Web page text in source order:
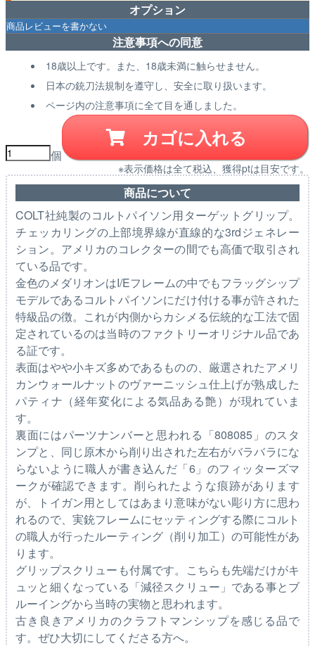
オプション
注意事項への同意
18歳以上です。また、18歳未満に触らせません。
日本の銃刀法規制を遵守し、安全に取り扱います。
ページ内の注意事項に全て目を通しました。
個
カゴに入れる
※表示価格は全て税込、獲得ptは目安です。
商品について
COLT社純製のコルトパイソン用ターゲットグリップ。
チェッカリングの上部境界線が直線的な3rdジェネレー
ション。アメリカのコレクターの間でも高価で取引され
ている品です。
金色のメダリオンはI/Eフレームの中でもフラッグシップ
モデルであるコルトパイソンにだけ付ける事が許された
特級品の徴。これが内側からカシメる伝統的な工法で固
定されているのは当時のファクトリーオリジナル品であ
る証です。
表面はやや小キズ多めであるものの、厳選されたアメリ
カンウォールナットのヴァーニッシュ仕上げが熟成した
パティナ（経年変化による気品ある艶）が現れていま
す。
裏面にはパーツナンバーと思われる「808085」のスタ
ンプと、同じ原木から削り出された左右がバラバラにな
らないように職人が書き込んだ「6」のフィッターズマ
ークが確認できます。削られたような痕跡があります
が、トイガン用としてはあまり意味がない彫り方に思わ
れるので、実銃フレームにセッティングする際にコルト
の職人が行ったルーティング（削り加工）の可能性があ
ります。
グリップスクリューも付属です。こちらも先端だけがキ
ュッと細くなっている「減径スクリュー」である事とブ
ルーイングから当時の実物と思われます。
古き良きアメリカのクラフトマンシップを感じる品で
す。ぜひ大切にしてくださる方へ。